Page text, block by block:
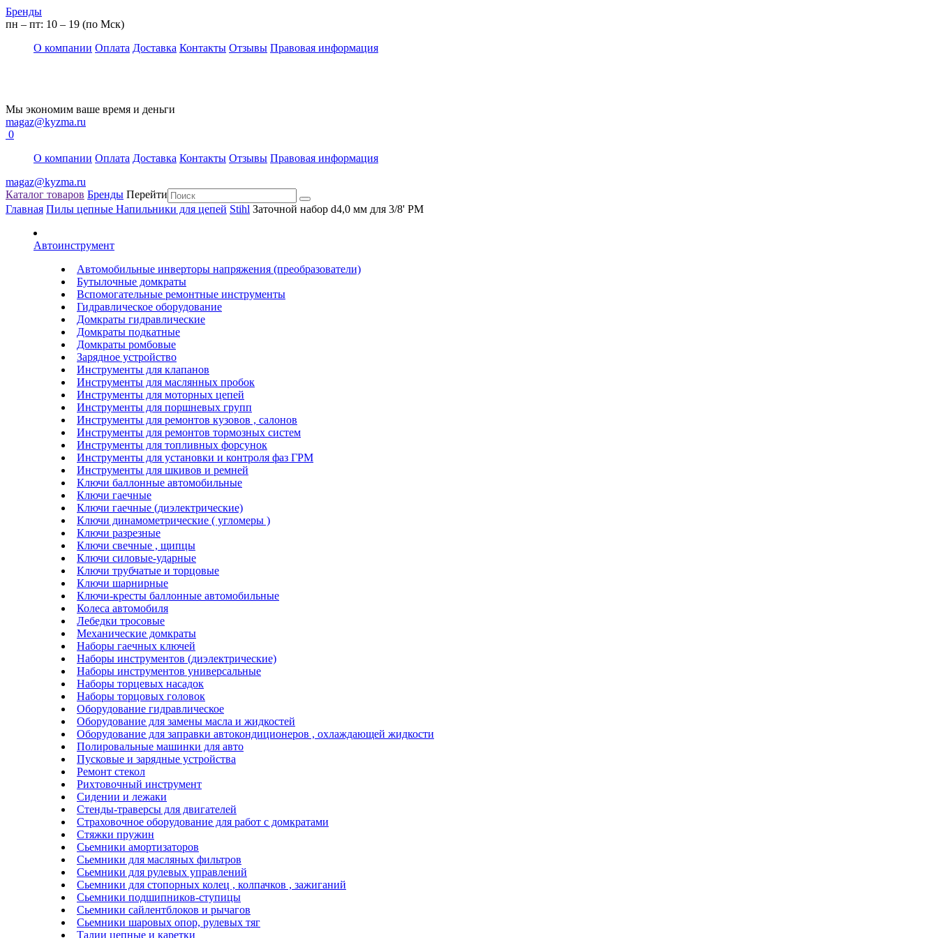
Бренды
пн – пт: 10 – 19 (по Мск)
О компании Оплата Доставка Контакты Отзывы Правовая информация
Мы экономим ваше время и деньги
magaz@kyzma.ru
0
О компании Оплата Доставка Контакты Отзывы Правовая информация
magaz@kyzma.ru
Каталог товаров Бренды Перейти
Главная Пилы цепные Напильники для цепей Stihl Заточной набор d4,0 мм для 3/8' PM
Автоинструмент
Автомобильные инверторы напряжения (преобразователи)
Бутылочные домкраты
Вспомогательные ремонтные инструменты
Гидравлическое оборудование
Домкраты гидравлические
Домкраты подкатные
Домкраты ромбовые
Зарядное устройство
Инструменты для клапанов
Инструменты для маслянных пробок
Инструменты для моторных цепей
Инструменты для поршневых групп
Инструменты для ремонтов кузовов , салонов
Инструменты для ремонтов тормозных систем
Инструменты для топливных форсунок
Инструменты для установки и контроля фаз ГРМ
Инструменты для шкивов и ремней
Ключи баллонные автомобильные
Ключи гаечные
Ключи гаечные (диэлектрические)
Ключи динамометрические ( угломеры )
Ключи разрезные
Ключи свечные , щипцы
Ключи силовые-ударные
Ключи трубчатые и торцовые
Ключи шарнирные
Ключи-кресты баллонные автомобильные
Колеса автомобиля
Лебедки тросовые
Механические домкраты
Наборы гаечных ключей
Наборы инструментов (диэлектрические)
Наборы инструментов универсальные
Наборы торцевых насадок
Наборы торцовых головок
Оборудование гидравлическое
Оборудование для замены масла и жидкостей
Оборудование для заправки автокондиционеров , охлаждающей жидкости
Полировальные машинки для авто
Пусковые и зарядные устройства
Ремонт стекол
Рихтовочный инструмент
Сидении и лежаки
Стенды-траверсы для двигателей
Страховочное оборудование для работ с домкратами
Стяжки пружин
Сьемники амортизаторов
Сьемники для масляных фильтров
Сьемники для рулевых управлений
Сьемники для стопорных колец , колпачков , зажиганий
Сьемники подшипников-ступицы
Сьемники сайлентблоков и рычагов
Сьемники шаровых опор, рулевых тяг
Талии цепные и каретки